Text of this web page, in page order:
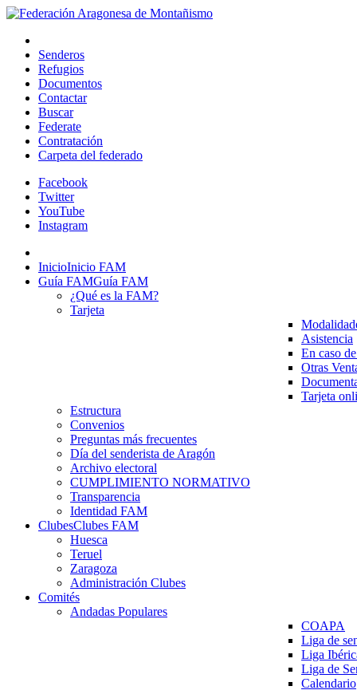
Senderos
Refugios
Documentos
Contactar
Buscar
Federate
Contratación
Carpeta del federado
Facebook
Twitter
YouTube
Instagram
InicioInicio FAM
Guía FAMGuía FAM
¿Qué es la FAM?
Tarjeta
Asistencia
En caso
Otras
Tarjeta
Estructura
Convenios
Preguntas más frecuentes
Día del senderista de Aragón
Archivo electoral
CUMPLIMIENTO NORMATIVO
Transparencia
Identidad FAM
ClubesClubes FAM
Huesca
Teruel
Zaragoza
Administración Clubes
Comités
Andadas Populares
COAPA
Liga de
Liga
Liga de
Calendario